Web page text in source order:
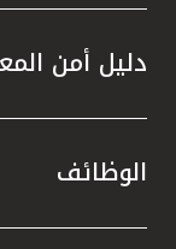
دليل أمن
الوظائف